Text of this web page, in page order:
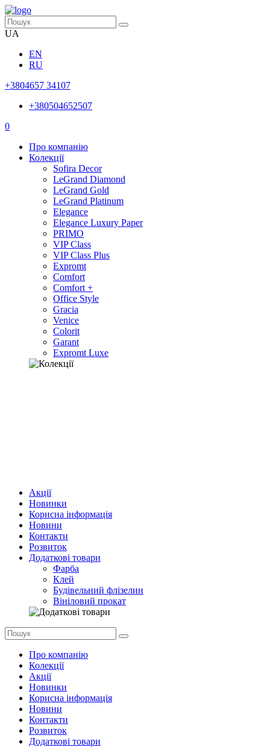
UA
EN
RU
+3804657 34107
+380504652507
0
Про компанію
Колекції
Sofira Decor
LeGrand Diamond
LeGrand Gold
LeGrand Platinum
Elegance
Elegance Luxury Paper
PRIMO
VIP Class
VIP Class Plus
Expromt
Comfort
Comfort +
Office Style
Gracia
Venice
Colorit
Garant
Expromt Luxe
Акції
Новинки
Корисна інформація
Новини
Контакти
Розвиток
Додаткові товари
Фарба
Клей
Будівельний флізелин
Вініловий прокат
Про компанію
Колекції
Акції
Новинки
Корисна інформація
Новини
Контакти
Розвиток
Додаткові товари